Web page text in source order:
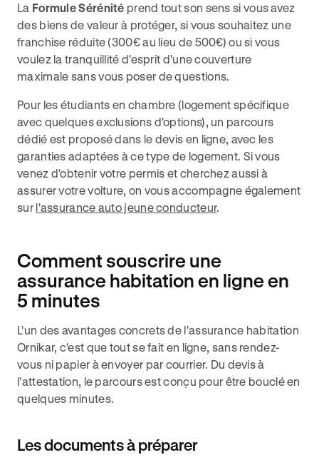
La Formule Sérénité prend tout son sens si vous avez
des biens de valeur à protéger, si vous souhaitez une
franchise réduite (300€ au lieu de 500€) ou si vous
voulez la tranquillité d'esprit d'une couverture
maximale sans vous poser de questions.
Pour les étudiants en chambre (logement spécifique
avec quelques exclusions d'options), un parcours
dédié est proposé dans le devis en ligne, avec les
garanties adaptées à ce type de logement. Si vous
venez d'obtenir votre permis et cherchez aussi à
assurer votre voiture, on vous accompagne également
sur l'assurance auto jeune conducteur.
Comment souscrire une
assurance habitation en ligne en
5 minutes
L'un des avantages concrets de l'assurance habitation
Ornikar, c'est que tout se fait en ligne, sans rendez-
vous ni papier à envoyer par courrier. Du devis à
l'attestation, le parcours est conçu pour être bouclé en
quelques minutes.
Les documents à préparer